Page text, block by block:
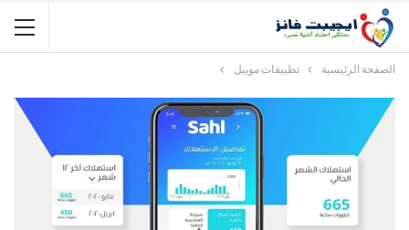
الصفحة الرئيسية تطبيقات موبيل